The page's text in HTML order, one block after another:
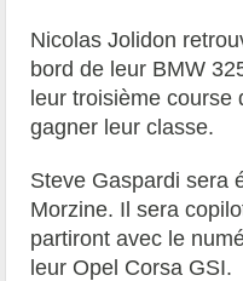
Nicolas Jolidon
bord de leur BMW
leur troisième course
gagner leur classe.
Steve Gaspardi sera
Morzine. Il sera
partiront avec le
leur Opel Corsa GSI.